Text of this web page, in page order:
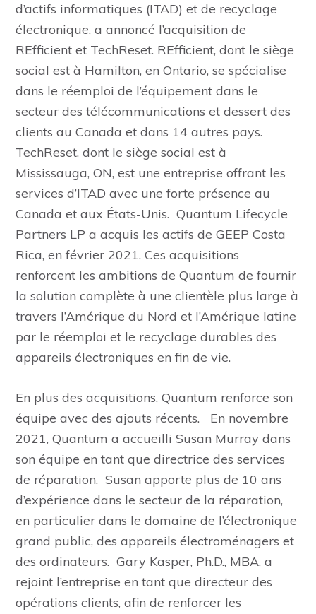
d’actifs informatiques (ITAD) et de recyclage
électronique, a annoncé l’acquisition de
REfficient et TechReset. REfficient, dont le siège
social est à Hamilton, en Ontario, se spécialise
dans le réemploi de l’équipement dans le
secteur des télécommunications et dessert des
clients au Canada et dans 14 autres pays.
TechReset, dont le siège social est à
Mississauga, ON, est une entreprise offrant les
services d’ITAD avec une forte présence au
Canada et aux États-Unis. Quantum Lifecycle
Partners LP a acquis les actifs de GEEP Costa
Rica, en février 2021. Ces acquisitions
renforcent les ambitions de Quantum de fournir
la solution complète à une clientèle plus large à
travers l’Amérique du Nord et l’Amérique latine
par le réemploi et le recyclage durables des
appareils électroniques en fin de vie.
En plus des acquisitions, Quantum renforce son
équipe avec des ajouts récents. En novembre
2021, Quantum a accueilli Susan Murray dans
son équipe en tant que directrice des services
de réparation. Susan apporte plus de 10 ans
d’expérience dans le secteur de la réparation,
en particulier dans le domaine de l’électronique
grand public, des appareils électroménagers et
des ordinateurs. Gary Kasper, Ph.D., MBA, a
rejoint l’entreprise en tant que directeur des
opérations clients, afin de renforcer les